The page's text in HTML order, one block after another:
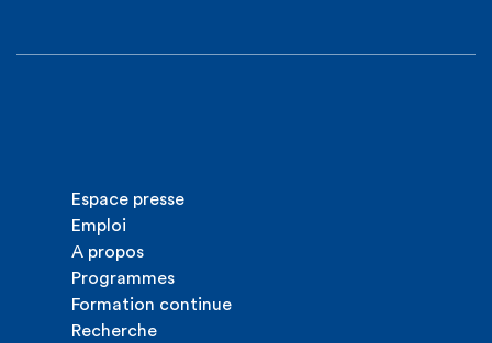
Espace presse
Emploi
A propos
Programmes
Formation continue
Recherche